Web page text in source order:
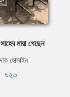
মারা গেছেন
হোসাইন
৳২০